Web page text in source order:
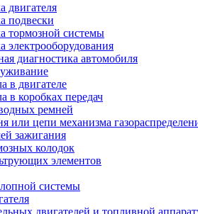
двигателя
подвески
тормозной системы
электрооборудования
диагностика автомобиля
в двигателе
в коробках передач
ремней
или цепи механизма
зажигания
колодок
элементов
системы
двигателей и топливной